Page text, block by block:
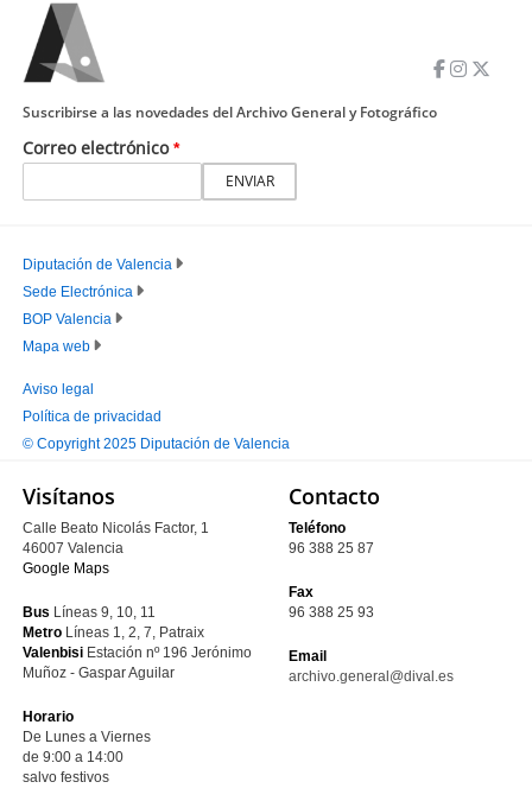
Correo electrónico
Suscribirse a las novedades del Archivo General y Fotográfico
PIE
PRINCIPAL
Diputación de Valencia
Sede Electrónica
BOP Valencia
Mapa web
PIE
SECUNDARIO
Aviso legal
Política de privacidad
© Copyright 2025 Diputación de Valencia
Visítanos
Calle Beato Nicolás Factor, 1
46007 Valencia
Google Maps
Bus Líneas 9, 10, 11
Metro Líneas 1, 2, 7, Patraix
Valenbisi Estación nº 196 Jerónimo
Muñoz - Gaspar Aguilar
Horario
De Lunes a Viernes
de 9:00 a 14:00
salvo festivos
Contacto
Teléfono
96 388 25 87
Fax
96 388 25 93
Email
archivo.general@dival.es